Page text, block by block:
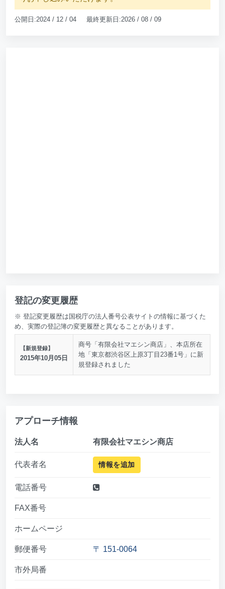
公開日:2024 / 12 / 04 最終更新日:2026 / 08 / 09
登記の変更履歴
※ 登記変更履歴は国税庁の法人番号公表サイトの情報に基づくた
め、実際の登記簿の変更履歴と異なることがあります。
【新規登録】
2015年10月05日
商号「有限会社マエシン商店」、本店所在
地「東京都渋谷区上原3丁目23番1号」に新
規登録されました
アプローチ情報
法人名 有限会社マエシン商店
代表者名 情報を追加
電話番号
FAX番号
ホームページ
郵便番号 〒 151-0064
市外局番